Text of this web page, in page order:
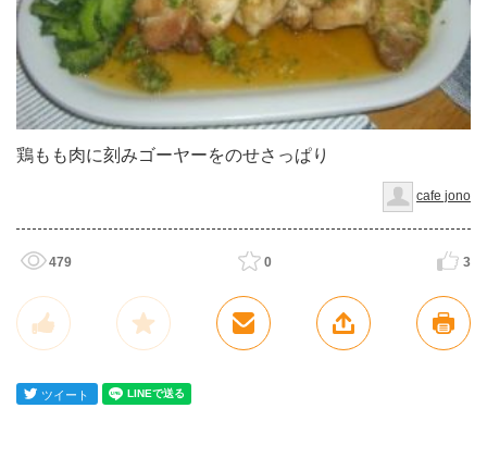
鶏もも肉に刻みゴーヤーをのせさっぱり
cafe jono
479 0 3